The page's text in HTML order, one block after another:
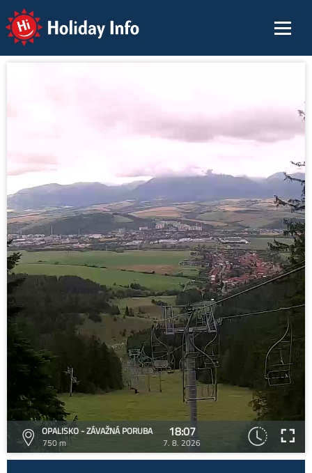
Holiday Info
OPALISKO - ZÁVAŽNÁ PORUBA
750 m
18:07
7. 8. 2026